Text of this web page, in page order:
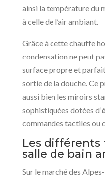
ainsi la température du
à celle de l’air ambiant.
Grâce à cette chauffe
condensation ne peut
surface propre et
sortie de la douche. Ce
aussi bien les miroirs
sophistiquées dotées d’
commandes tactiles ou
Les différents
salle de bain
Sur le marché des